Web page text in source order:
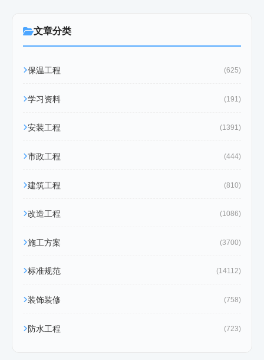
文章分类
保温工程 (625)
学习资料 (191)
安装工程 (1391)
市政工程 (444)
建筑工程 (810)
改造工程 (1086)
施工方案 (3700)
标准规范 (14112)
装饰装修 (758)
防水工程 (723)